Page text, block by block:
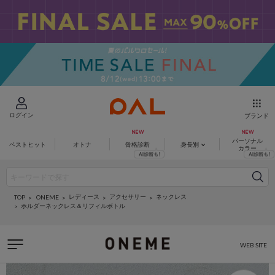
ログイン ブランド
ベストヒット オトナ 骨格診断 身長別
パーソナル
カラー
TOP ONEME レディース アクセサリー
ネックレス
ホルダーネックレス＆リフィルボトル
WEB SITE